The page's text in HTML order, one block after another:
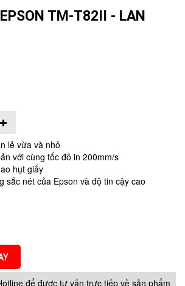
TM-T82II - LAN
lẻ vừa và nhỏ
với cùng tốc đô in 200mm/s
hụt giấy
sắc nét của Epson và độ tin cậy cao
để được tư vấn trực tiếp về sản phẩm